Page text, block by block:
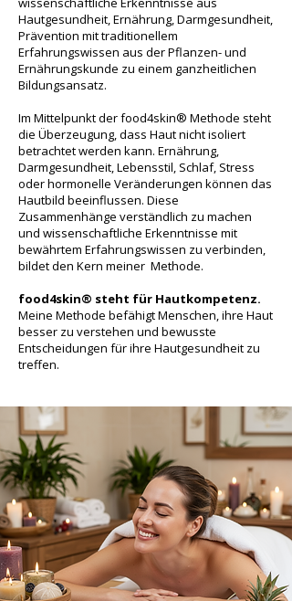
Hautgesundheit, Ernährung, Darmgesundheit,
Prävention mit traditionellem
Erfahrungswissen aus der Pflanzen- und
Ernährungskunde zu einem ganzheitlichen
Bildungsansatz.
Im Mittelpunkt der food4skin® Methode steht
die Überzeugung, dass Haut nicht isoliert
betrachtet werden kann. Ernährung,
Darmgesundheit, Lebensstil, Schlaf, Stress
oder hormonelle Veränderungen können das
Hautbild beeinflussen. Diese
Zusammenhänge verständlich zu machen
und wissenschaftliche Erkenntnisse mit
bewährtem Erfahrungswissen zu verbinden,
bildet den Kern meiner Methode.
food4skin® steht für Hautkompetenz.
Meine Methode befähigt Menschen, ihre Haut
besser zu verstehen und bewusste
Entscheidungen für ihre Hautgesundheit zu
treffen.